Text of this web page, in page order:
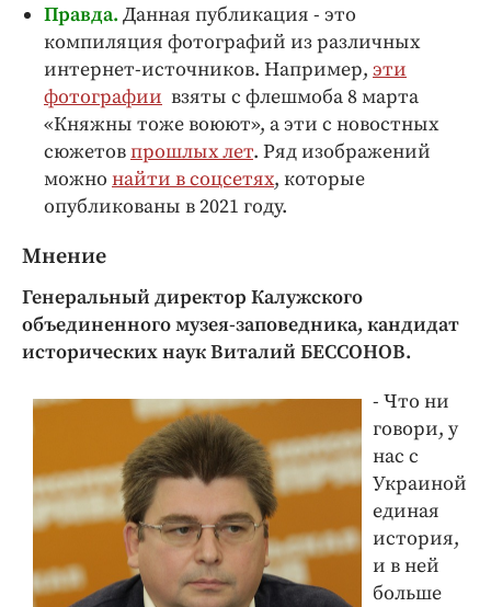
Правда. Данная публикация - это
компиляция фотографий из различных
интернет-источников. Например, эти
фотографии взяты с флешмоба 8 марта
«Княжны тоже воюют», а эти с новостных
сюжетовпрошлых лет. Ряд изображений
можно найти в соцсетях, которые
опубликованы в 2021 году.
Мнение
Генеральный директор Калужского
объединенного музея-заповедника, кандидат
исторических наук Виталий БЕССОНОВ.
- Что ни
говори, у
нас с
Украиной
единая
история,
и в ней
больше